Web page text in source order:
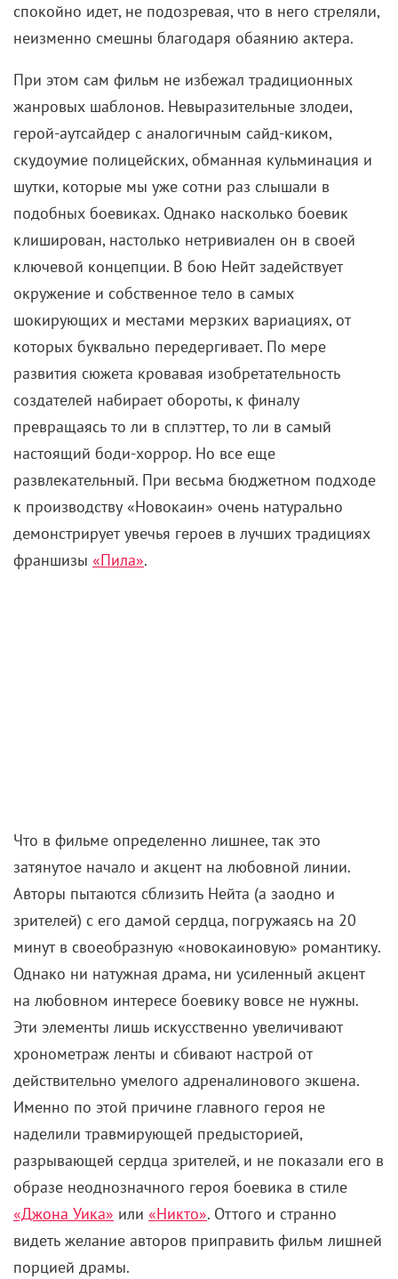
спокойно идет, не подозревая, что в него стреляли,
неизменно смешны благодаря обаянию актера.
При этом сам фильм не избежал традиционных
жанровых шаблонов. Невыразительные злодеи,
герой-аутсайдер с аналогичным сайд-киком,
скудоумие полицейских, обманная кульминация и
шутки, которые мы уже сотни раз слышали в
подобных боевиках. Однако насколько боевик
клиширован, настолько нетривиален он в своей
ключевой концепции. В бою Нейт задействует
окружение и собственное тело в самых
шокирующих и местами мерзких вариациях, от
которых буквально передергивает. По мере
развития сюжета кровавая изобретательность
создателей набирает обороты, к финалу
превращаясь то ли в сплэттер, то ли в самый
настоящий боди-хоррор. Но все еще
развлекательный. При весьма бюджетном подходе
к производству «Новокаин» очень натурально
демонстрирует увечья героев в лучших традициях
франшизы «Пила».
Что в фильме определенно лишнее, так это
затянутое начало и акцент на любовной линии.
Авторы пытаются сблизить Нейта (а заодно и
зрителей) с его дамой сердца, погружаясь на 20
минут в своеобразную «новокаиновую» романтику.
Однако ни натужная драма, ни усиленный акцент
на любовном интересе боевику вовсе не нужны.
Эти элементы лишь искусственно увеличивают
хронометраж ленты и сбивают настрой от
действительно умелого адреналинового экшена.
Именно по этой причине главного героя не
наделили травмирующей предысторией,
разрывающей сердца зрителей, и не показали его в
образе неоднозначного героя боевика в стиле
«Джона Уика» или «Никто». Оттого и странно
видеть желание авторов приправить фильм лишней
порцией драмы.